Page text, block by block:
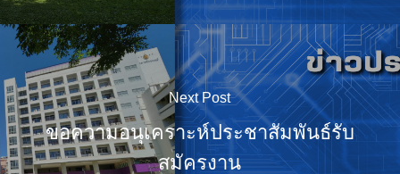
Next Post
ขอความอนุเคราะห์ประชาสัมพันธ์รับ
สมัครงาน